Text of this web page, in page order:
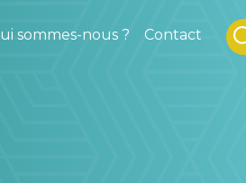
sommes-nous ? Contact